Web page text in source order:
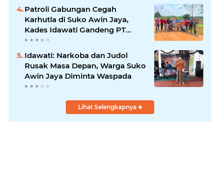
Patroli Gabungan Cegah
Karhutla di Suko Awin Jaya,
Kades Idawati Gandeng PT
BBB-S, TNI dan BPD
Idawati: Narkoba dan Judol
Rusak Masa Depan, Warga Suko
Awin Jaya Diminta Waspada
Lihat Selengkapnya